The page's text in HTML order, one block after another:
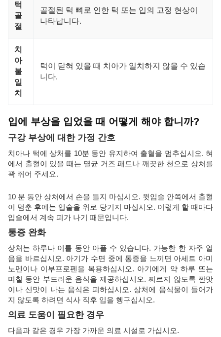
턱
골
절
골절된 턱 뼈로 인한 턱 또는 입의 고정 현상이
나타납니다.
치
아
불
일
치
턱이 닫혀 있을 때 치아가 일치하지 않을 수 있습
니다.
입에 부상을 입었을 때 어떻게 해야 합니까?
구강 부상에 대한 가정 간호
치아나 턱에 상처를 10분 동안 유지하여 출혈을 멈추십시오. 혀
에서 출혈이 있을 때는 멸균 거즈 패드나 깨끗한 천으로 상처를
꽉 쥐어 주세요.
10 분 동안 상처에서 손을 들지 마십시오. 윗입술 안쪽에서 출혈
이 멈춘 후에는 입술을 위로 당기지 마십시오. 이렇게 할 때마다
입술에서 계속 피가 나기 때문입니다.
통증 완화
상처는 하루나 이틀 동안 아플 수 있습니다. 가능한 한 자주 얼
음을 바르십시오. 아기가 수면 중에 통증을 느끼면 아세트 아미
노펜이나 이부프로펜을 복용하십시오. 아기에게 약 하루 또는
며칠 동안 부드러운 음식을 제공하십시오. 찌르지 않도록 짠맛
이나 신맛이 나는 음식은 피하십시오. 상처에 음식물이 들어가
지 않도록 하려면 식사 직후 입을 헹구십시오.
의료 도움이 필요한 경우
다음과 같은 경우 가장 가까운 의료 시설로 가십시오.